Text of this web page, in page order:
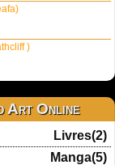
)
Art Online
Livres(2)
Manga(5)